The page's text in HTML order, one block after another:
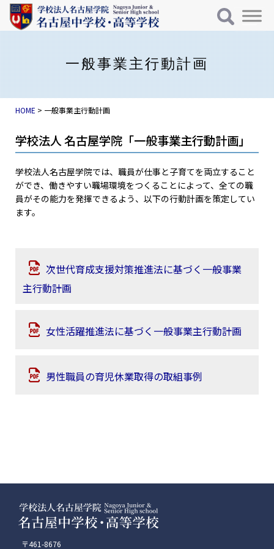
コンテンツへスキップ
メインナビゲーション
⼀般事業主⾏動計画
HOME > ⼀般事業主⾏動計画
学校法⼈ 名古屋学院「⼀般事業主⾏動計画」
学校法人名古屋学院では、職員が仕事と子育てを両立すること
ができ、働きやすい職場環境をつくることによって、全ての職
員がその能力を発揮できるよう、以下の行動計画を策定してい
ます。
次世代育成支援対策推進法に基づく⼀般事業
主⾏動計画
⼥性活躍推進法に基づく⼀般事業主⾏動計画
男性職員の育児休業取得の取組事例
〒461-8676